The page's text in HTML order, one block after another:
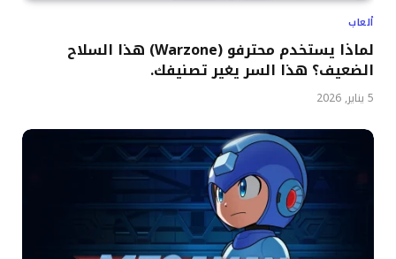
ألعاب
لماذا يستخدم محترفو (Warzone) هذا السلاح
الضعيف؟ هذا السر يغير تصنيفك.
5 يناير, 2026